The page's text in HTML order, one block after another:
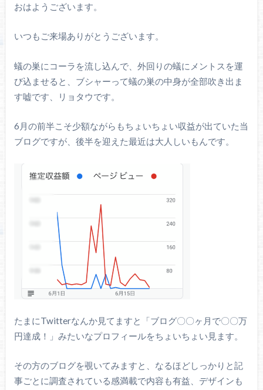
おはようございます。
いつもご来場ありがとうございます。
蟻の巣にコーラを流し込んで、外回りの蟻にメントスを運
び込ませると、ブシャーって蟻の巣の中身が全部吹き出ま
す嘘です、リョタウです。
6月の前半こそ少額ながらもちょいちょい収益が出ていた当
ブログですが、後半を迎えた最近は大人しいもんです。
たまにTwitterなんか見てますと「ブログ〇〇ヶ月で〇〇万
円達成！」みたいなプロフィールをちょいちょい見ます。
その方のブログを覗いてみますと、なるほどしっかりと記
事ごとに調査されている感満載で内容も有益、デザインも